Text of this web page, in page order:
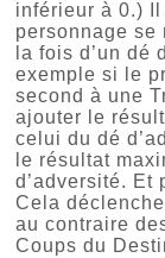
inférieur à 0.) Il
personnage se
la fois d’un dé
exemple si le
second à une
ajouter le
celui du dé
le résultat
d’adversité. Et
Cela
au contraire
Coups du